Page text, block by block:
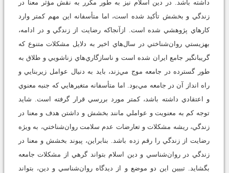
داشته باشد. در دين اسلام نيز به طور مکرر به نقش مؤثر معنا در
زندگي و بخشش تأکيد شده است، اما متأسفانه اين مهم کمتر وارد
کارهاي پژوهشي شده است. ازآنجاکه رضايت از زندگي و در ادامه،
بهزيستي روان‌شناختي در سال‌هاي اخير به دلايل مشکلات متنوع که
گريبانگير جامع ايران شده است و ناسازگاري‌هاي زناشويي و طلاق به
طور گسترده در جامعه موج مي‌زند، بايد به دنيال عوامل زيربنايي و
راه انداز آن در جامعه مي‌بود. اما متأسفانه متغيرهايي که جنبه معنوي
و اعتقادي داشته باشد، کمتر مورد بررسي قرار گرفته است. شايد
توجه کم به معنويت و عواملي مانند بخشش و داشتن هدف و معنا در
زندگي، ريشه مشکلات و تعارضات عدم سلامت روان‌شناختي، به ويژه
رضايت از زندگي را رقم زده باشد. بنابراين، پيوند بخشش و معنا در
زندگي در روان‌شناسي و دين اسلام بتواند گرهي از مشکلات جامعه
بگشايد. تبيين اين دو موضع و از ديدگاه روان‌شناسي و دين، بتواند